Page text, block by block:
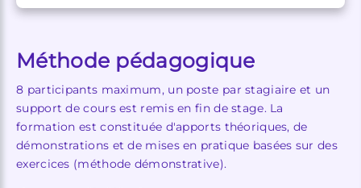
Méthode pédagogique
8 participants maximum, un poste par stagiaire et un
support de cours est remis en fin de stage. La
formation est constituée d'apports théoriques, de
démonstrations et de mises en pratique basées sur des
exercices (méthode démonstrative).